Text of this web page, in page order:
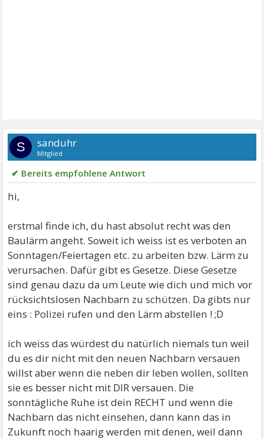
S sanduhr
Mitglied
✔ Bereits empfohlene Antwort
hi,
erstmal finde ich, du hast absolut recht was den
Baulärm angeht. Soweit ich weiss ist es verboten an
Sonntagen/Feiertagen etc. zu arbeiten bzw. Lärm zu
verursachen. Dafür gibt es Gesetze. Diese Gesetze
sind genau dazu da um Leute wie dich und mich vor
rücksichtslosen Nachbarn zu schützen. Da gibts nur
eins : Polizei rufen und den Lärm abstellen ! ;D
ich weiss das würdest du natürlich niemals tun weil
du es dir nicht mit den neuen Nachbarn versauen
willst aber wenn die neben dir leben wollen, sollten
sie es besser nicht mit DIR versauen. Die
sonntägliche Ruhe ist dein RECHT und wenn die
Nachbarn das nicht einsehen, dann kann das in
Zukunft noch haarig werden mit denen, weil dann